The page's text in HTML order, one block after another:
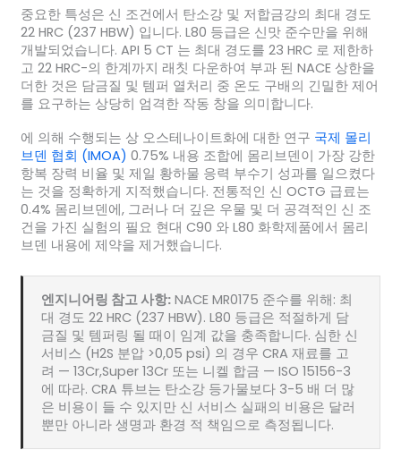
중요한 특성은 신 조건에서 탄소강 및 저합금강의 최대 경도
22 HRC (237 HBW) 입니다. L80 등급은 신맛 준수만을 위해
개발되었습니다. API 5 CT 는 최대 경도를 23 HRC 로 제한하
고 22 HRC-의 한계까지 래칫 다운하여 부과 된 NACE 상한을
더한 것은 담금질 및 템퍼 열처리 중 온도 구배의 긴밀한 제어
를 요구하는 상당히 엄격한 작동 창을 의미합니다.
에 의해 수행되는 상 오스테나이트화에 대한 연구 국제 몰리
브덴 협회 (IMOA) 0.75% 내용 조합에 몸리브덴이 가장 강한
항복 장력 비율 및 제일 황하물 응력 부수기 성과를 일으켰다
는 것을 정확하게 지적했습니다. 전통적인 신 OCTG 급료는
0.4% 몸리브덴에, 그러나 더 깊은 우물 및 더 공격적인 신 조
건을 가진 실험의 필요 현대 C90 와 L80 화학제품에서 몸리
브덴 내용에 제약을 제거했습니다.
엔지니어링 참고 사항:NACE MR0175 준수를 위해: 최
대 경도 22 HRC (237 HBW). L80 등급은 적절하게 담
금질 및 템퍼링 될 때이 임계 값을 충족합니다. 심한 신
서비스 (H2S 분압 >0,05 psi) 의 경우 CRA 재료를 고
려 — 13Cr,Super 13Cr 또는 니켈 합금 — ISO 15156-3
에 따라. CRA 튜브는 탄소강 등가물보다 3-5 배 더 많
은 비용이 들 수 있지만 신 서비스 실패의 비용은 달러
뿐만 아니라 생명과 환경 적 책임으로 측정됩니다.